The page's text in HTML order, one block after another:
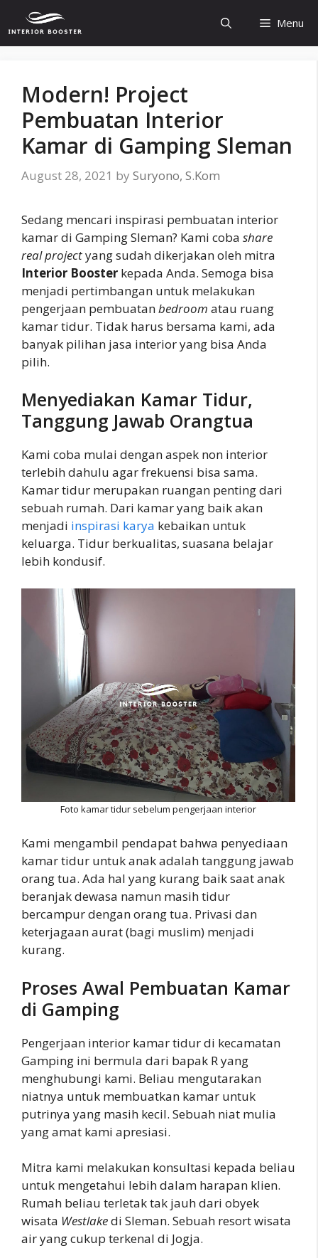
to
content
Menu
Modern! Project
Pembuatan Interior
Kamar di Gamping Sleman
August 28, 2021 by Suryono, S.Kom
Sedang mencari inspirasi pembuatan interior
kamar di Gamping Sleman? Kami coba share
real projectyang sudah dikerjakan oleh mitra
Interior Booster kepada Anda. Semoga bisa
menjadi pertimbangan untuk melakukan
pengerjaan pembuatanbedroom atau ruang
kamar tidur. Tidak harus bersama kami, ada
banyak pilihan jasa interior yang bisa Anda
pilih.
Menyediakan Kamar Tidur,
Tanggung Jawab Orangtua
Kami coba mulai dengan aspek non interior
terlebih dahulu agar frekuensi bisa sama.
Kamar tidur merupakan ruangan penting dari
sebuah rumah. Dari kamar yang baik akan
menjadi inspirasi karya kebaikan untuk
keluarga. Tidur berkualitas, suasana belajar
lebih kondusif.
Foto kamar tidur sebelum pengerjaan interior
Kami mengambil pendapat bahwa penyediaan
kamar tidur untuk anak adalah tanggung jawab
orang tua. Ada hal yang kurang baik saat anak
beranjak dewasa namun masih tidur
bercampur dengan orang tua. Privasi dan
keterjagaan aurat (bagi muslim) menjadi
kurang.
Proses Awal Pembuatan Kamar
di Gamping
Pengerjaan interior kamar tidur di kecamatan
Gamping ini bermula dari bapak R yang
menghubungi kami. Beliau mengutarakan
niatnya untuk membuatkan kamar untuk
putrinya yang masih kecil. Sebuah niat mulia
yang amat kami apresiasi.
Mitra kami melakukan konsultasi kepada beliau
untuk mengetahui lebih dalam harapan klien.
Rumah beliau terletak tak jauh dari obyek
wisata Westlakedi Sleman. Sebuah resort wisata
air yang cukup terkenal di Jogja.